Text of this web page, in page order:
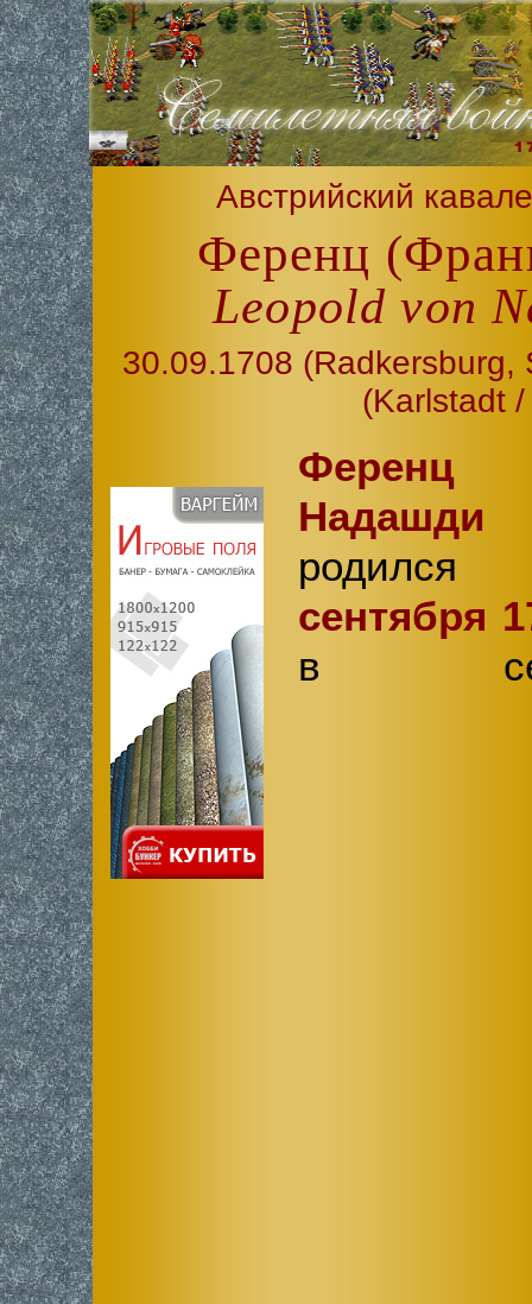
Австрийский
Ференц
Leopold von
30.09.1708
(Karlstadt
Ференц
Надашди
сентября
в